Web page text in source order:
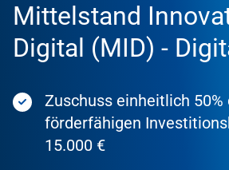
Mittelstand
Digital (MID) -
Zuschuss einheitlich 50%
förderfähigen
15.000 €